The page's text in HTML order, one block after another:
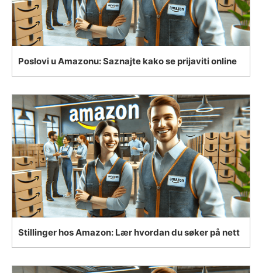
Poslovi u Amazonu: Saznajte kako se prijaviti online
Stillinger hos Amazon: Lær hvordan du søker på nett